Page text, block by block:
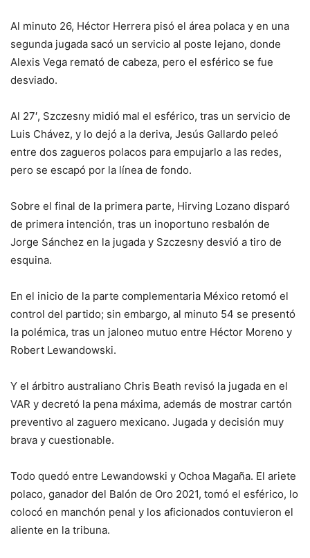
Al minuto 26, Héctor Herrera pisó el área polaca y en una
segunda jugada sacó un servicio al poste lejano, donde
Alexis Vega remató de cabeza, pero el esférico se fue
desviado.
Al 27′, Szczesny midió mal el esférico, tras un servicio de
Luis Chávez, y lo dejó a la deriva, Jesús Gallardo peleó
entre dos zagueros polacos para empujarlo a las redes,
pero se escapó por la línea de fondo.
Sobre el final de la primera parte, Hirving Lozano disparó
de primera intención, tras un inoportuno resbalón de
Jorge Sánchez en la jugada y Szczesny desvió a tiro de
esquina.
En el inicio de la parte complementaria México retomó el
control del partido; sin embargo, al minuto 54 se presentó
la polémica, tras un jaloneo mutuo entre Héctor Moreno y
Robert Lewandowski.
Y el árbitro australiano Chris Beath revisó la jugada en el
VAR y decretó la pena máxima, además de mostrar cartón
preventivo al zaguero mexicano. Jugada y decisión muy
brava y cuestionable.
Todo quedó entre Lewandowski y Ochoa Magaña. El ariete
polaco, ganador del Balón de Oro 2021, tomó el esférico, lo
colocó en manchón penal y los aficionados contuvieron el
aliente en la tribuna.